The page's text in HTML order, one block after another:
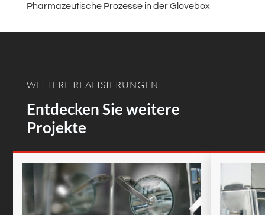
Pharmazeutische Prozesse in der Glovebox
WEITERE REALISIERUNGEN
Entdecken Sie weitere
Projekte